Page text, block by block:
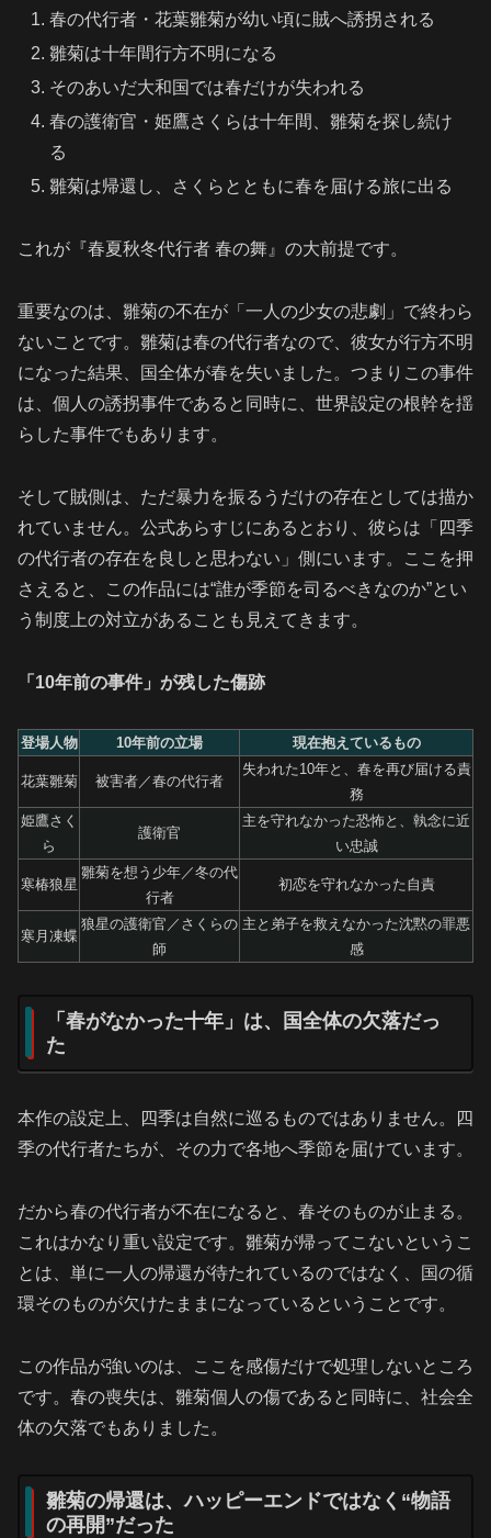
春の代行者・花葉雛菊が幼い頃に賊へ誘拐される
雛菊は十年間行方不明になる
そのあいだ大和国では春だけが失われる
春の護衛官・姫鷹さくらは十年間、雛菊を探し続け
る
雛菊は帰還し、さくらとともに春を届ける旅に出る
これが『春夏秋冬代行者 春の舞』の大前提です。
重要なのは、雛菊の不在が「一人の少女の悲劇」で終わら
ないことです。雛菊は春の代行者なので、彼女が行方不明
になった結果、国全体が春を失いました。つまりこの事件
は、個人の誘拐事件であると同時に、世界設定の根幹を揺
らした事件でもあります。
そして賊側は、ただ暴力を振るうだけの存在としては描か
れていません。公式あらすじにあるとおり、彼らは「四季
の代行者の存在を良しと思わない」側にいます。ここを押
さえると、この作品には“誰が季節を司るべきなのか”とい
う制度上の対立があることも見えてきます。
「10年前の事件」が残した傷跡
登場人物 10年前の立場 現在抱えているもの
花葉雛菊 被害者／春の代行者
失われた10年と、春を再び届ける責
務
姫鷹さく
ら
護衛官
主を守れなかった恐怖と、執念に近
い忠誠
寒椿狼星
雛菊を想う少年／冬の代
行者
初恋を守れなかった自責
寒月凍蝶
狼星の護衛官／さくらの
師
主と弟子を救えなかった沈黙の罪悪
感
「春がなかった十年」は、国全体の欠落だっ
た
本作の設定上、四季は自然に巡るものではありません。四
季の代行者たちが、その力で各地へ季節を届けています。
だから春の代行者が不在になると、春そのものが止まる。
これはかなり重い設定です。雛菊が帰ってこないというこ
とは、単に一人の帰還が待たれているのではなく、国の循
環そのものが欠けたままになっているということです。
この作品が強いのは、ここを感傷だけで処理しないところ
です。春の喪失は、雛菊個人の傷であると同時に、社会全
体の欠落でもありました。
雛菊の帰還は、ハッピーエンドではなく“物語
の再開”だった